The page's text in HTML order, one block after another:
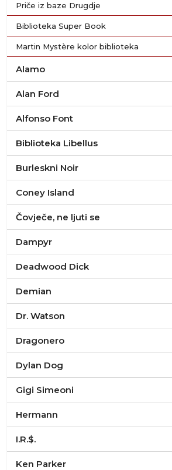
Priče iz baze Drugdje
Biblioteka Super Book
Martin Mystère kolor biblioteka
Alamo
Alan Ford
Alfonso Font
Biblioteka Libellus
Burleskni Noir
Coney Island
Čovječe, ne ljuti se
Dampyr
Deadwood Dick
Demian
Dr. Watson
Dragonero
Dylan Dog
Gigi Simeoni
Hermann
I.R.$.
Ken Parker